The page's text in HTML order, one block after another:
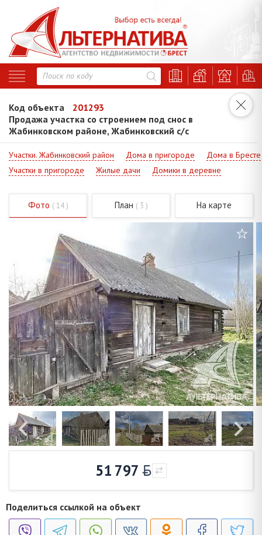
Код объекта
201293
Продажа участка со строением под снос в
Жабинковском районе, Жабинковский с/с
Участки. Жабинковский район Дома в пригороде
Дома в Бресте
Участки в пригороде
Жилые дачи Домики в деревне
Фото ( 14 ) План ( 3 ) На карте
Код - 201293
51 797
Поделиться ссылкой на объект